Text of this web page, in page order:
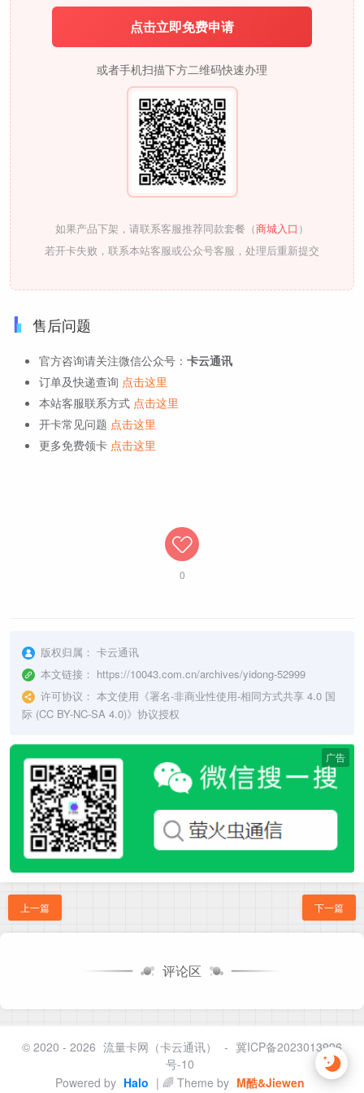
点击立即免费申请
或者手机扫描下方二维码快速办理
如果产品下架，请联系客服推荐同款套餐（商城入口 ）
若开卡失败，联系本站客服或公众号客服，处理后重新提交
售后问题
官方咨询请关注微信公众号： 卡云通讯
订单及快递查询 点击这里
本站客服联系方式 点击这里
开卡常见问题 点击这里
更多免费领卡 点击这里
0
版权归属： 卡云通讯
本文链接： https://10043.com.cn/archives/yidong-52999
许可协议： 本文使用《署名-非商业性使用-相同方式共享 4.0 国
际 (CC BY-NC-SA 4.0)》协议授权
广告
上一篇 下一篇
评论区
© 2020 - 2026 流量卡网（卡云通讯） - 冀ICP备2023013996
号-10
Powered by Halo | 🌈 Theme by M酷&Jiewen